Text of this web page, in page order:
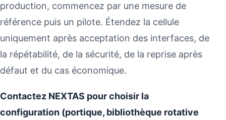
production, commencez par une mesure de
référence puis un pilote. Étendez la cellule
uniquement après acceptation des interfaces, de
la répétabilité, de la sécurité, de la reprise après
défaut et du cas économique.
Contactez NEXTAS pour choisir la
configuration (portique, bibliothèque rotative